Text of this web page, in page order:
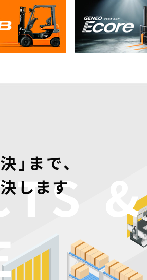
」まで、
します
&